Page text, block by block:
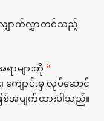
ောက်လွှာတင်သည့်
ာများကို“
ကျောင်းမှ လုပ်ဆောင်
စ်အပျက်ထားပါသည်။